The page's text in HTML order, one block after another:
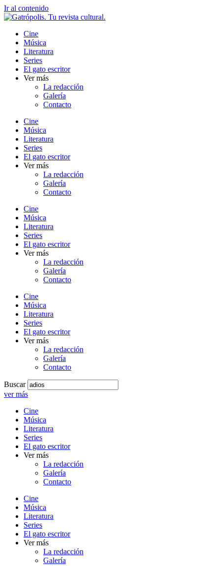
Ir al contenido
Cine
Música
Literatura
Series
El gato escritor
Ver más
La redacción
Galería
Contacto
Cine
Música
Literatura
Series
El gato escritor
Ver más
La redacción
Galería
Contacto
Cine
Música
Literatura
Series
El gato escritor
Ver más
La redacción
Galería
Contacto
Cine
Música
Literatura
Series
El gato escritor
Ver más
La redacción
Galería
Contacto
Buscar
ver más
Cine
Música
Literatura
Series
El gato escritor
Ver más
La redacción
Galería
Contacto
Cine
Música
Literatura
Series
El gato escritor
Ver más
La redacción
Galería